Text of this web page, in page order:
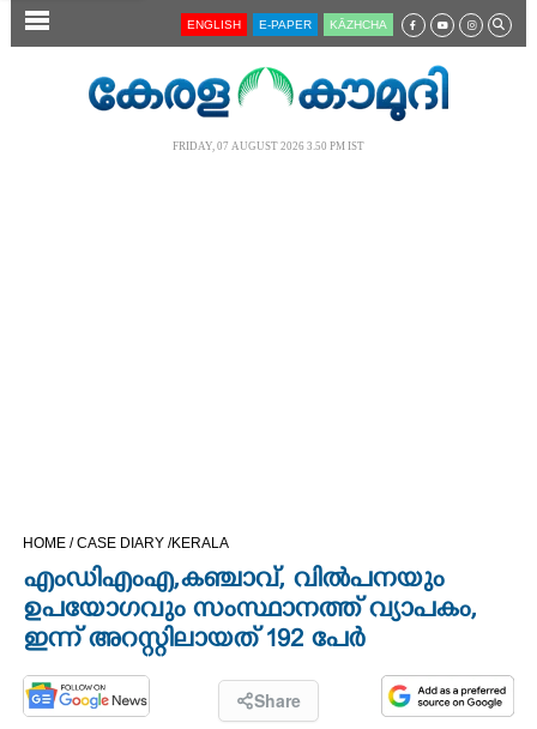
SECTIONS
OPINION
PHOTOS
ENGLISH E-PAPER KĀZHCHA
FRIDAY, 07 AUGUST 2026 3.50 PM IST
HOME /CASE DIARY /KERALA
എംഡിഎംഎ,കഞ്ചാവ്, വിൽപനയും
ഉപയോഗവും സംസ്ഥാനത്ത് വ്യാപകം,
ഇന്ന് അറസ്റ്റിലായത് 192 പേർ
Share